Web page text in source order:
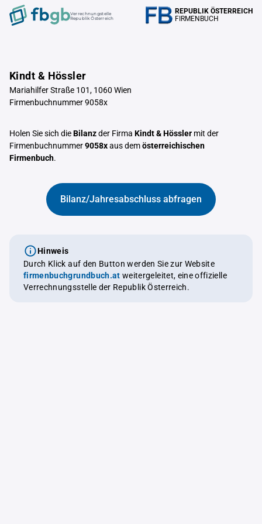
Verrechnungstelle
Republik Österreich
REPUBLIK ÖSTERREICH
FIRMENBUCH
Kindt & Hössler
Mariahilfer Straße 101, 1060 Wien
Firmenbuchnummer 9058x
Holen Sie sich dieBilanzder Firma Kindt & Hössler mit der
Firmenbuchnummer9058xaus demösterreichischen
Firmenbuch.
Bilanz/Jahresabschluss abfragen
Hinweis
Durch Klick auf den Button werden Sie zur Website
firmenbuchgrundbuch.at weitergeleitet, eine offizielle
Verrechnungsstelle der Republik Österreich.